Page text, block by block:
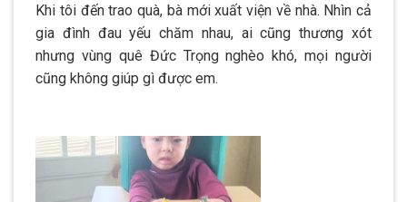
Khi tôi đến trao quà, bà mới xuất viện về nhà. Nhìn cả
gia đình đau yếu chăm nhau, ai cũng thương xót
nhưng vùng quê Đức Trọng nghèo khó, mọi người
cũng không giúp gì được em.